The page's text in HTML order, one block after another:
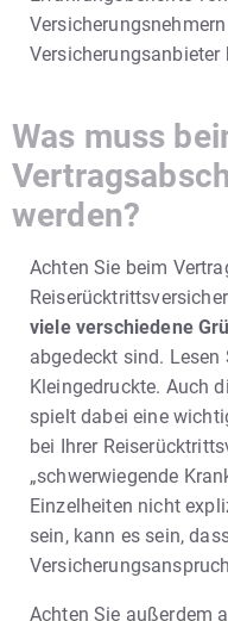
Versicherungsanbieter
Was muss
werden?
Achten Sie beim
viele verschiedene
abgedeckt sind.
Kleingedruckte. Auch
spielt dabei eine
bei Ihrer
„schwerwiegende
Einzelheiten nicht
sein, kann es sein,
Achten Sie außerdem